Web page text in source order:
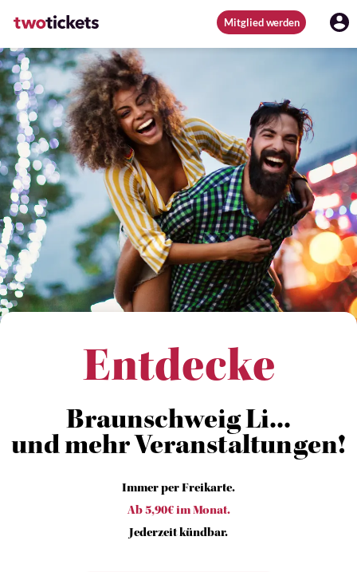
Mitglied werden
Entdecke
Braunschweig Li...
und mehr Veranstaltungen!
Immer per Freikarte.
Ab 5,90€ im Monat.
Jederzeit kündbar.